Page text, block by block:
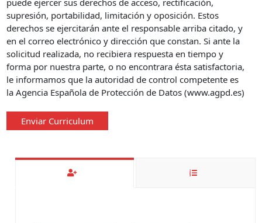
puede ejercer sus derechos de acceso, rectificación,
supresión, portabilidad, limitación y oposición. Estos
derechos se ejercitarán ante el responsable arriba citado, y
en el correo electrónico y dirección que constan. Si ante la
solicitud realizada, no recibiera respuesta en tiempo y
forma por nuestra parte, o no encontrara ésta satisfactoria,
le informamos que la autoridad de control competente es
la Agencia Española de Protección de Datos (www.agpd.es)
Enviar Curriculum